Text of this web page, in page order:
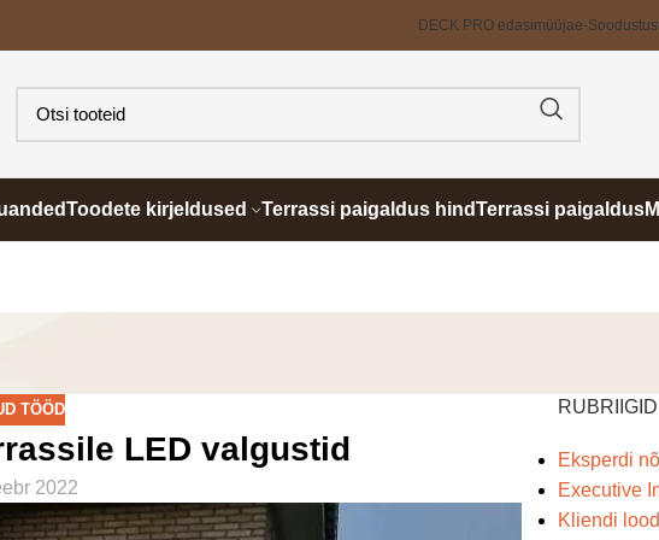
DECK PRO edasimüüjae-
Toodete kirjeldused Terrassi paigaldus hindTerrassi paigaldus
TÖÖD
LED valgustid
2022
RUBRIIGID
Eksperdi
Executive
Kliendi lood